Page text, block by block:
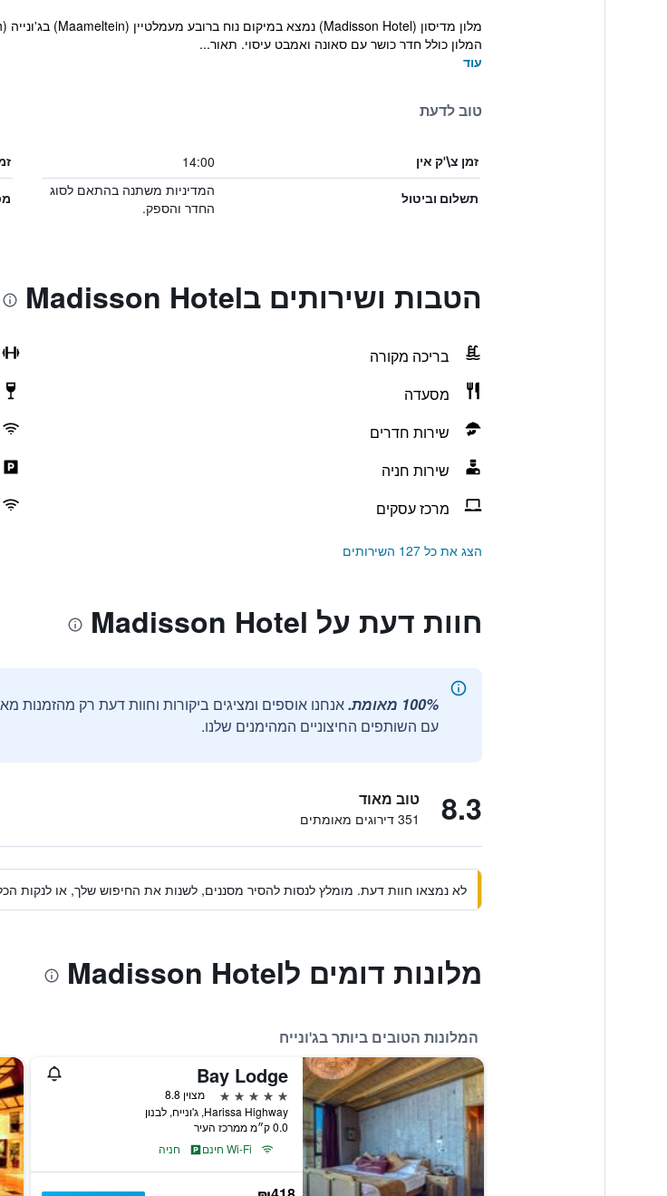
המלון כולל חדר כושר עם סאונה ואמבט עיסוי. תאור...
עוד
טוב לדעת
זמן צ\'ק אין 14:00
תשלום וביטול
המדיניות משתנה בהתאם לסוג
החדר והספק.
הטבות ושירותים בMadisson Hotel
בריכה מקורה
מסעדה
שירות חדרים
שירות חניה
מרכז עסקים
הצג את כל 127 השירותים
חוות דעת על Madisson Hotel
100% מאומת.
עם השותפים החיצוניים המהימנים שלנו.
8.3 טוב מאוד
351 דירוגים מאומתים
לא נמצאו חוות דעת. מומלץ לנסות להסיר מסננים, לשנות את החיפוש שלך, או לנקות
מלונות דומים לMadisson Hotel
המלונות הטובים ביותר בג'ונייח
Bay Lodge
5 כוכבים
מצוין 8.8
Harissa Highway, ג'ונייח, לבנון
0.0 ק״מ ממרכז העיר
Wi-Fi חינם
חניה